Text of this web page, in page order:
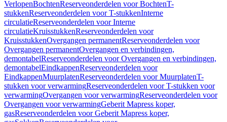
VerlopenBochtenReserveonderdelen voor BochtenT-
stukkenReserveonderdelen voor T-stukkenInterne
circulatieReserveonderdelen voor Interne
circulatieKruisstukkenReserveonderdelen voor
KruisstukkenOvergangen permanentReserveonderdelen voor
Overgangen permanentOvergangen en verbindingen,
demontabelReserveonderdelen voor Overgangen en verbindingen,
demontabelEindkappenReserveonderdelen voor
EindkappenMuurplatenReserveonderdelen voor MuurplatenT-
stukken voor verwarmingReserveonderdelen voor T-stukken voor
verwarmingOvergangen voor verwarmingReserveonderdelen voor
Overgangen voor verwarmingGeberit Mapress koper,
gasReserveonderdelen voor Geberit Mapress koper,